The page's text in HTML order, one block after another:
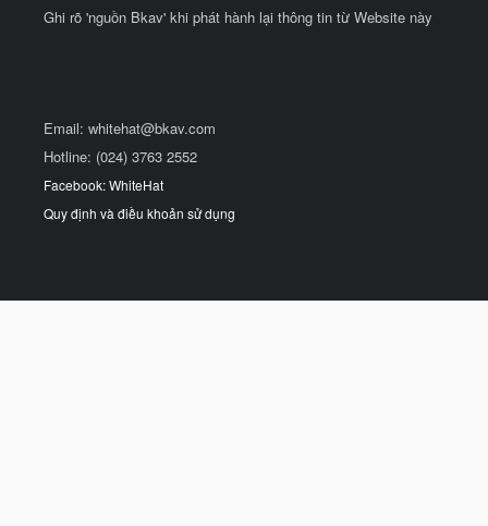
Ghi rõ 'nguồn Bkav' khi phát hành lại thông tin từ Website này
Email: whitehat@bkav.com
Hotline: (024) 3763 2552
Facebook: WhiteHat
Quy định và điều khoản sử dụng